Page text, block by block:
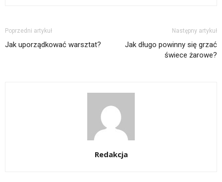
Poprzedni artykuł
Jak uporządkować warsztat?
Następny artykuł
Jak długo powinny się grzać
świece żarowe?
Redakcja